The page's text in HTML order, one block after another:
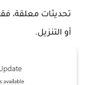
تحديثات معلقة،
أو التنزيل.